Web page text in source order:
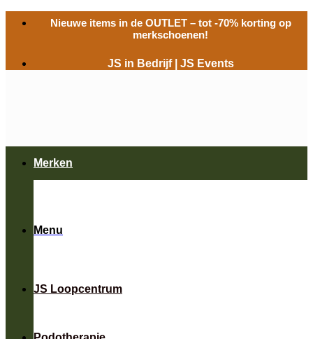
naar
Nieuwe items in de OUTLET– tot -70% korting op
merkschoenen!
JS in Bedrijf JS Events
Menu
JS Loopcentrum
Merken